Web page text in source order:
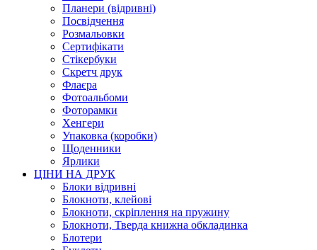
Планери (відривні)
Посвідчення
Розмальовки
Сертифікати
Стікербуки
Скретч друк
Флаєра
Фотоальбоми
Фоторамки
Хенгери
Упаковка (коробки)
Щоденники
Ярлики
ЦІНИ НА ДРУК
Блоки відривні
Блокноти, клейові
Блокноти, скріплення на пружину
Блокноти, Тверда книжна обкладинка
Блотери